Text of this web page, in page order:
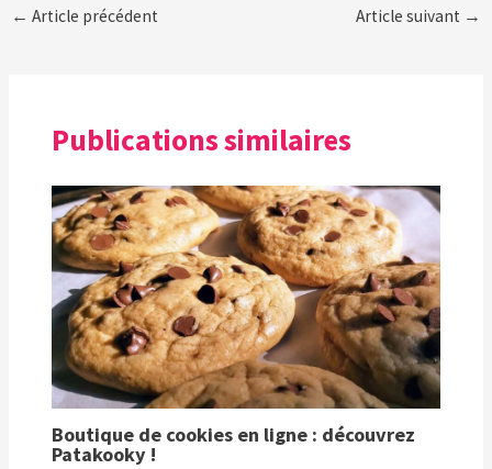
← Article précédent Article suivant →
Publications similaires
Boutique de cookies en ligne : découvrez
Patakooky !